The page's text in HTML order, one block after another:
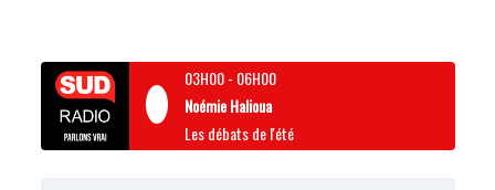
03H00- 06H00
Noémie Halioua
Les débats de l'été